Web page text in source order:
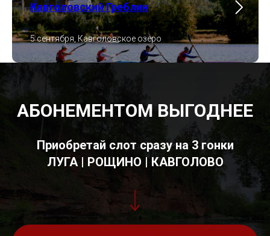
Кавголовский Греблин
5 сентября, Кавголовское озеро
АБОНЕМЕНТОМ ВЫГОДНЕЕ
Приобретай слот сразу на 3 гонки
ЛУГА | РОЩИНО | КАВГОЛОВО